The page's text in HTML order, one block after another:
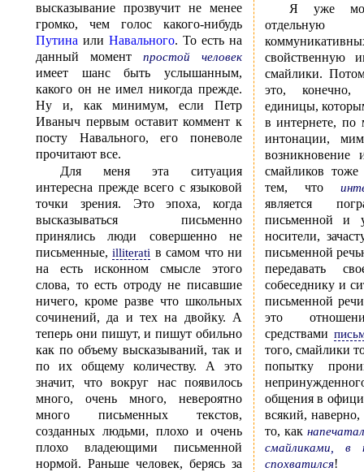
высказывание прозвучит не менее
громко, чем голос какого-нибудь
Путина или Навального. То есть на
данный момент простой человек
имеет шанс быть услышанным,
какого он не имел никогда прежде.
Ну и, как минимум, если Петр
Иваныч первым оставит коммент к
посту Навального, его поневоле
прочитают все.
Для меня эта ситуация
интересна прежде всего с языковой
точки зрения. Это эпоха, когда
высказываться письменно
принялись люди совершенно не
письменные, illiterati в самом что ни
на есть исконном смысле этого
слова, то есть отроду не писавшие
ничего, кроме разве что школьных
сочинений, да и тех на двойку. А
теперь они пишут, и пишут обильно
как по объему высказываний, так и
по их общему количеству. А это
значит, что вокруг нас появилось
много, очень много, невероятно
много письменных текстов,
созданных людьми, плохо и очень
плохо владеющими письменной
нормой. Раньше человек, берясь за
Я уже
свойственную
смайлики.
это, конечно,
единицы, которыми
в интернете, по
интонации,
возникновение
смайликов
тем, что
является
письменной и
носители,
письменной
передавать
собеседнику и
письменной
это
средствами
того, смайлики
попытку проникнуть из сферы
общения в
всякий,
то, как напечатал
смайликами, в
спохватился!